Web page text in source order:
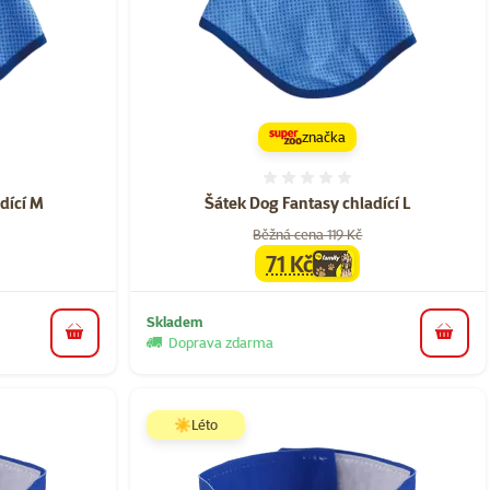
M
do košíku
Šátek Dog Fantasy chladící L
Běžná cena 119 Kč
familycena
71 Kč
značka
Skladem
Doprava zdarma
do
☀️Léto